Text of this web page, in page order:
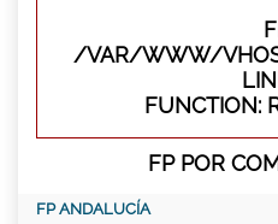
/VAR/WWW/
FUNCTION:
FP POR
FP ANDALUCÍA